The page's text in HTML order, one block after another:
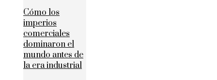
Cómo los
imperios
comerciales
dominaron el
mundo antes de
la era industrial